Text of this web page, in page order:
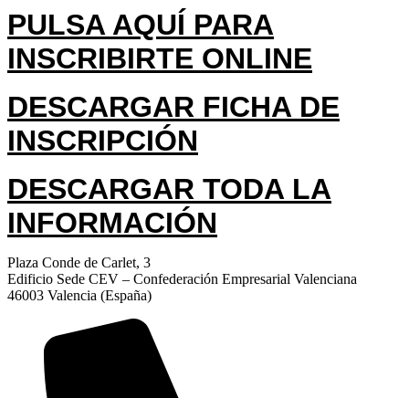
PULSA AQUÍ PARA
INSCRIBIRTE ONLINE
DESCARGAR FICHA DE
INSCRIPCIÓN
DESCARGAR TODA LA
INFORMACIÓN
Plaza Conde de Carlet, 3
Edificio Sede CEV – Confederación Empresarial Valenciana
46003 Valencia (España)